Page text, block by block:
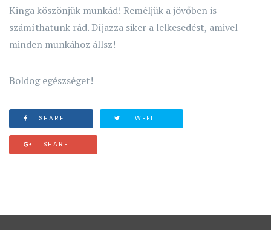
Kinga köszönjük munkád! Reméljük a jövőben is
számíthatunk rád. Díjazza siker a lelkesedést, amivel
minden munkához állsz!
Boldog egészséget!
SHARE TWEET
SHARE